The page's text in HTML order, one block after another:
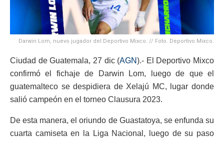
Darwin Lom, nuevo jugador del Deportivo Mixco. // Foto. Deportivo Mixco.
Ciudad de Guatemala, 27 dic (AGN).- El Deportivo Mixco
confirmó el fichaje de Darwin Lom, luego de que el
guatemalteco se despidiera de Xelajú MC, lugar donde
salió campeón en el torneo Clausura 2023.
De esta manera, el oriundo de Guastatoya, se enfunda su
cuarta camiseta en la Liga Nacional, luego de su paso